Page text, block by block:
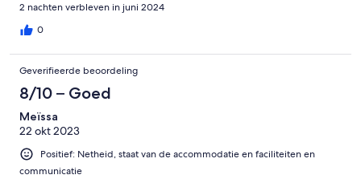
2 nachten verbleven in juni 2024
0
Geverifieerde beoordeling
8/10 – Goed
Meïssa
22 okt 2023
Positief: Netheid, staat van de accommodatie en faciliteiten en
communicatie